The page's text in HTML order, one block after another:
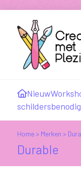
Nieuw
Home> Merken >
Durable